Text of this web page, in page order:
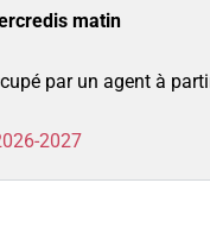
matin
par un agent à
2027